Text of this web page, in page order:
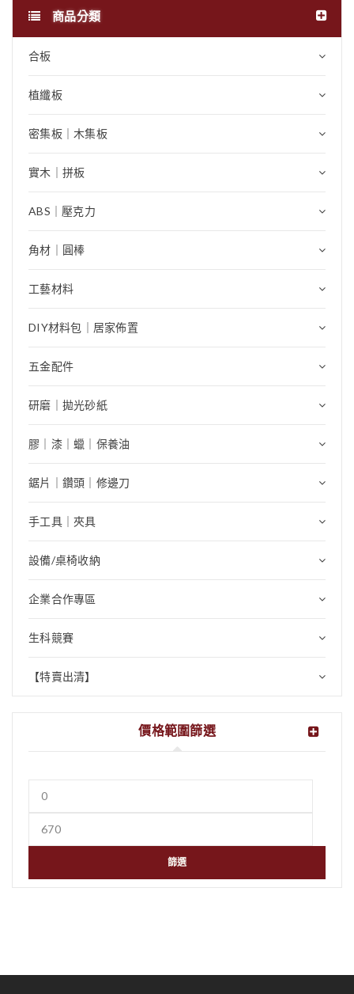
商品分類
合板
植纖板
密集板｜木集板
實木｜拼板
ABS｜壓克力
角材｜圓棒
工藝材料
DIY材料包｜居家佈置
五金配件
研磨｜拋光砂紙
膠｜漆｜蠟｜保養油
鋸片｜鑽頭｜修邊刀
手工具｜夾具
設備/桌椅收納
企業合作專區
生科競賽
【特賣出清】
價格範圍篩選
篩選